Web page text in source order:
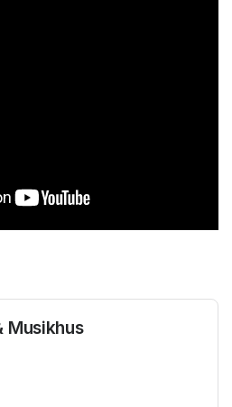
Musikhus